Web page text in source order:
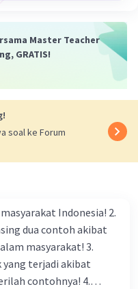
Master Teacher
GRATIS!
soal ke Forum
Indonesia! 2.
dua contoh akibat
masyarakat! 3.
terjadi akibat
contohnya! 4.